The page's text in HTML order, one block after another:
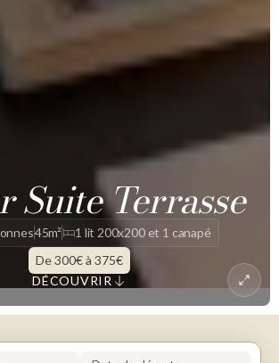
Suite Terrasse
45m²
1 lit 200x200 et 1 canapé
De 300€ à 375€
DÉCOUVRIR